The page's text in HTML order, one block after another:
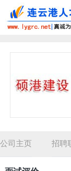
公司主页 招聘